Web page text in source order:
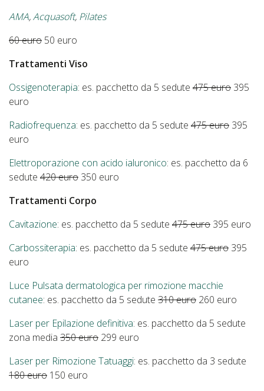
AMA,Acquasoft, Pilates
60 euro 50 euro
Trattamenti Viso
Ossigenoterapia: es. pacchetto da 5 sedute 475 euro 395
euro
Radiofrequenza: es. pacchetto da 5 sedute 475 euro 395
euro
Elettroporazione con acido ialuronico: es. pacchetto da 6
sedute 420 euro 350 euro
Trattamenti Corpo
Cavitazione: es. pacchetto da 5 sedute 475 euro 395 euro
Carbossiterapia: es. pacchetto da 5 sedute 475 euro 395
euro
Luce Pulsata dermatologica per rimozione macchie
cutanee: es. pacchetto da 5 sedute 310 euro 260 euro
Laser per Epilazione definitiva: es. pacchetto da 5 sedute
zona media 350 euro 299 euro
Laser per Rimozione Tatuaggi: es. pacchetto da 3 sedute
180 euro 150 euro